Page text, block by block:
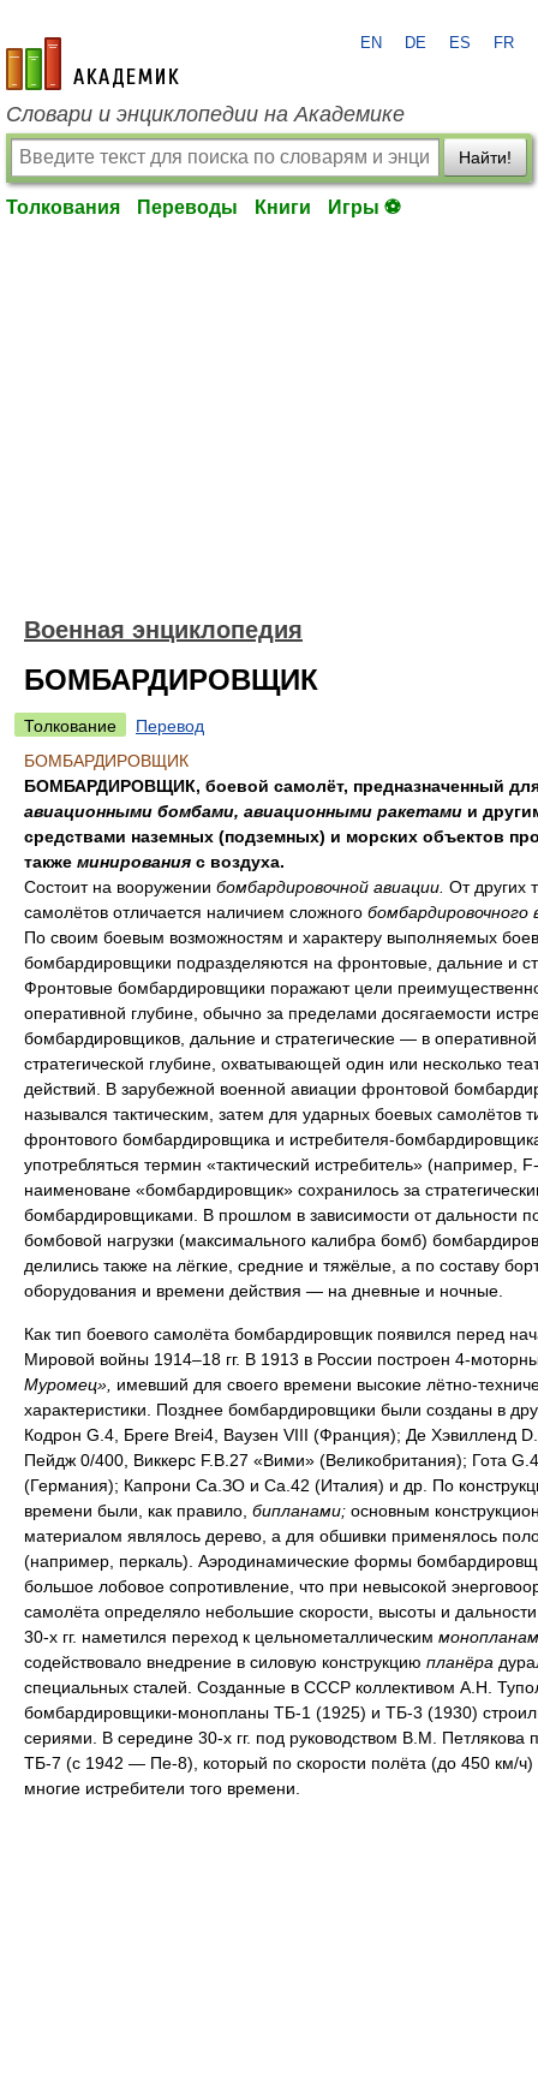
academic.ru
EN DE ES FR
Словари и энциклопедии на Академике
Найти!
Толкования Переводы Книги Игры ⚽
Военная энциклопедия
БОМБАРДИРОВЩИК
Толкование
Перевод
БОМБАРДИРОВЩИК
БОМБАРДИРОВЩИК, боевой самолёт, предназначенный
авиационными бомбами, авиационными ракетами и
средствами наземных (подземных) и морских объектов
также минирования с воздуха.
Состоит на вооружении бомбардировочной авиации. От других
самолётов отличается наличием сложного бомбардировочного
По своим боевым возможностям и характеру выполняемых
бомбардировщики подразделяются на фронтовые, дальние и
Фронтовые бомбардировщики поражают цели
оперативной глубине, обычно за пределами досягаемости
бомбардировщиков, дальние и стратегические — в
стратегической глубине, охватывающей один или несколько
действий. В зарубежной военной авиации фронтовой
назывался тактическим, затем для ударных боевых самолётов
фронтового бомбардировщика и истребителя-
употребляться термин «тактический истребитель» (например,
наименоване «бомбардировщик» сохранилось за
бомбардировщиками. В прошлом в зависимости от дальности
бомбовой нагрузки (максимального калибра бомб)
делились также на лёгкие, средние и тяжёлые, а по составу
оборудования и времени действия — на дневные и ночные.
Как тип боевого самолёта бомбардировщик появился перед
Мировой войны 1914–18 гг. В 1913 в России построен 4-
Муромец», имевший для своего времени высокие лётно-
характеристики. Позднее бомбардировщики были созданы в
Кодрон G.4, Бреге Brei4, Ваузен VIII (Франция); Де Хэвилленд
Пейдж 0/400, Виккерс F.B.27 «Вими» (Великобритания); Гота
(Германия); Капрони Са.ЗО и Са.42 (Италия) и др. По
времени были, как правило, бипланами; основным
материалом являлось дерево, а для обшивки применялось
(например, перкаль). Аэродинамические формы
большое лобовое сопротивление, что при невысокой
самолёта определяло небольшие скорости, высоты и
30-х гг. наметился переход к цельнометаллическим
содействовало внедрение в силовую конструкцию планёра
специальных сталей. Созданные в СССР коллективом А.Н.
бомбардировщики-монопланы ТБ-1 (1925) и ТБ-3 (1930)
сериями. В середине 30-х гг. под руководством В.М. Петлякова
ТБ-7 (с 1942 — Пе-8), который по скорости полёта (до 450 км/ч)
многие истребители того времени.